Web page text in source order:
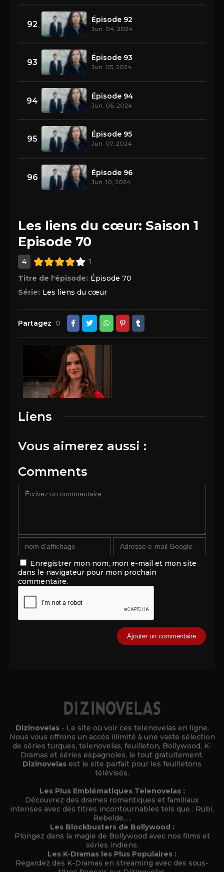
92 Épisode 92
Jun. 04, 2024
93 Épisode 93
Jun. 05, 2024
94 Épisode 94
Jun. 06, 2024
95 Épisode 95
Jun. 07, 2024
96 Épisode 96
Jun. 10, 2024
Les liens du cœur: Saison 1
Episode 70
4
1
Titre de l'épisode: Épisode 70
Série: Les liens du cœur
Partagez 0
Liens
Vous aimerez aussi :
Comments
Enregistrer mon nom, mon e-mail et mon site
dans le navigateur pour mon prochain
commentaire.
Dizinovelas - Le site où voir ces telenovelas en ligne.
Nous vous offrons un accès illimité à une vaste sélection
de séries turques, telenovelas, feuilleton, Bollywood, K-
Dramas et séries espagnoles, le tout gratuitement.
Dizinovelas est le site parfait pour les feuilletons
télévisés.
Les Plus Emblématiques Telenovelas :
Découvrez des drames romantiques et familiaux
intenses avec des titres incontournables tels que : Rubi,
Rebelde, ...
Les Blockbusters de Bollywood :
Plongez dans la magie de Bollywood avec nos films et
séries indiens.
Les K-Dramas les Plus Populaires :
Regardez des K-Dramas en streaming avec des sous-